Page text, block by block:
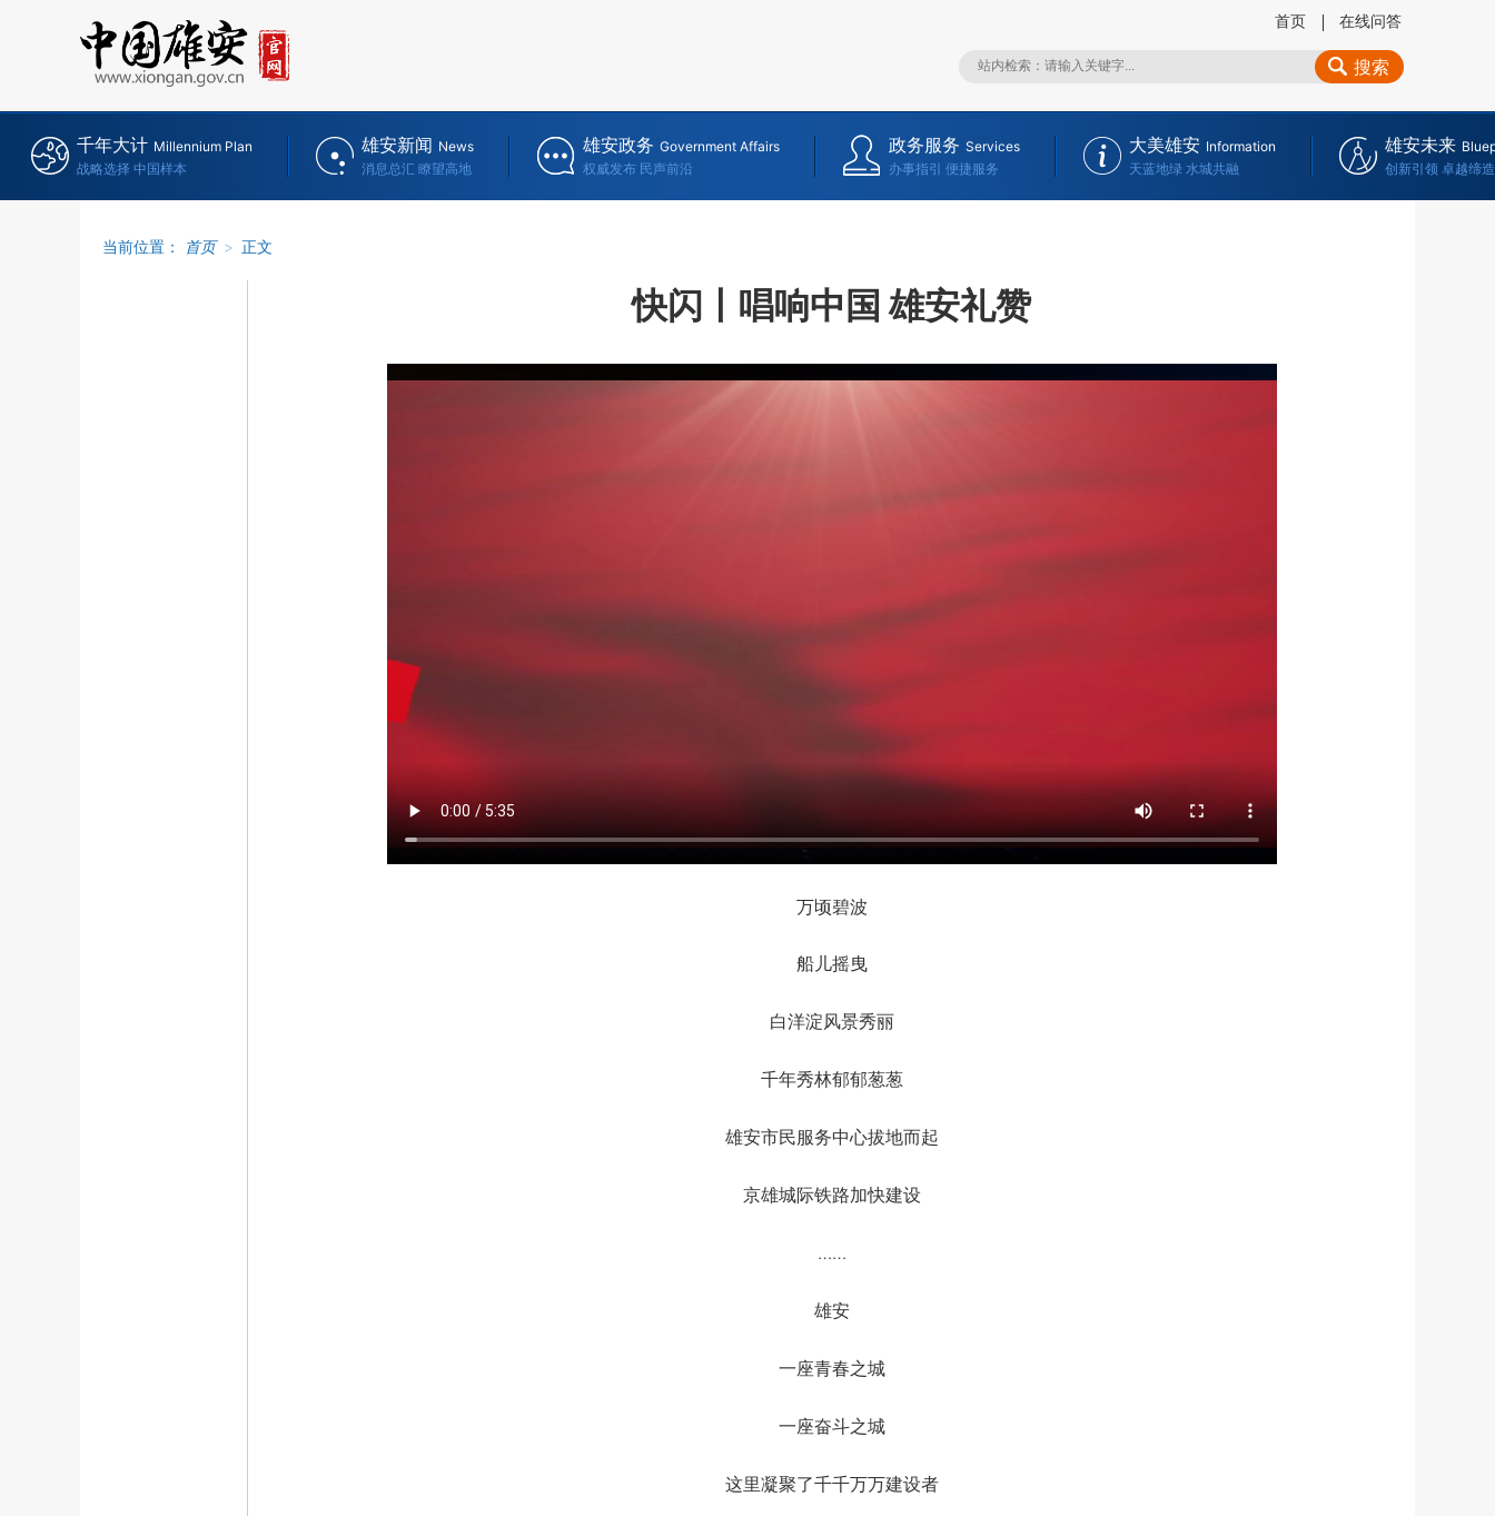
首页 在线问答
搜索
千年大计 Millennium Plan
战略选择 中国样本
雄安新闻 News
消息总汇 瞭望高地
雄安政务 Government Affairs
权威发布 民声前沿
政务服务 Services
办事指引 便捷服务
大美雄安 Information
天蓝地绿 水城共融
雄安未来
创新引领 卓越缔造
当前位置： 首页 > 正文
快闪丨唱响中国 雄安礼赞
万顷碧波
船儿摇曳
白洋淀风景秀丽
千年秀林郁郁葱葱
雄安市民服务中心拔地而起
京雄城际铁路加快建设
……
雄安
一座青春之城
一座奋斗之城
这里凝聚了千千万万建设者